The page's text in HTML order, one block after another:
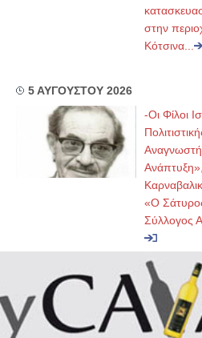
στην
Κότσινα...
5 ΑΥΓΟΥΣΤΟΥ 2026
-Οι Φίλοι
Ανάπτυξη»,
«Ο
Σύλλογος